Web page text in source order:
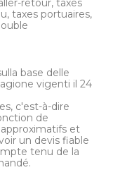
retour, taxes
taxes portuaires,
base delle
vigenti il 24
c'est-à-dire
de
et
un devis fiable
tenu de la